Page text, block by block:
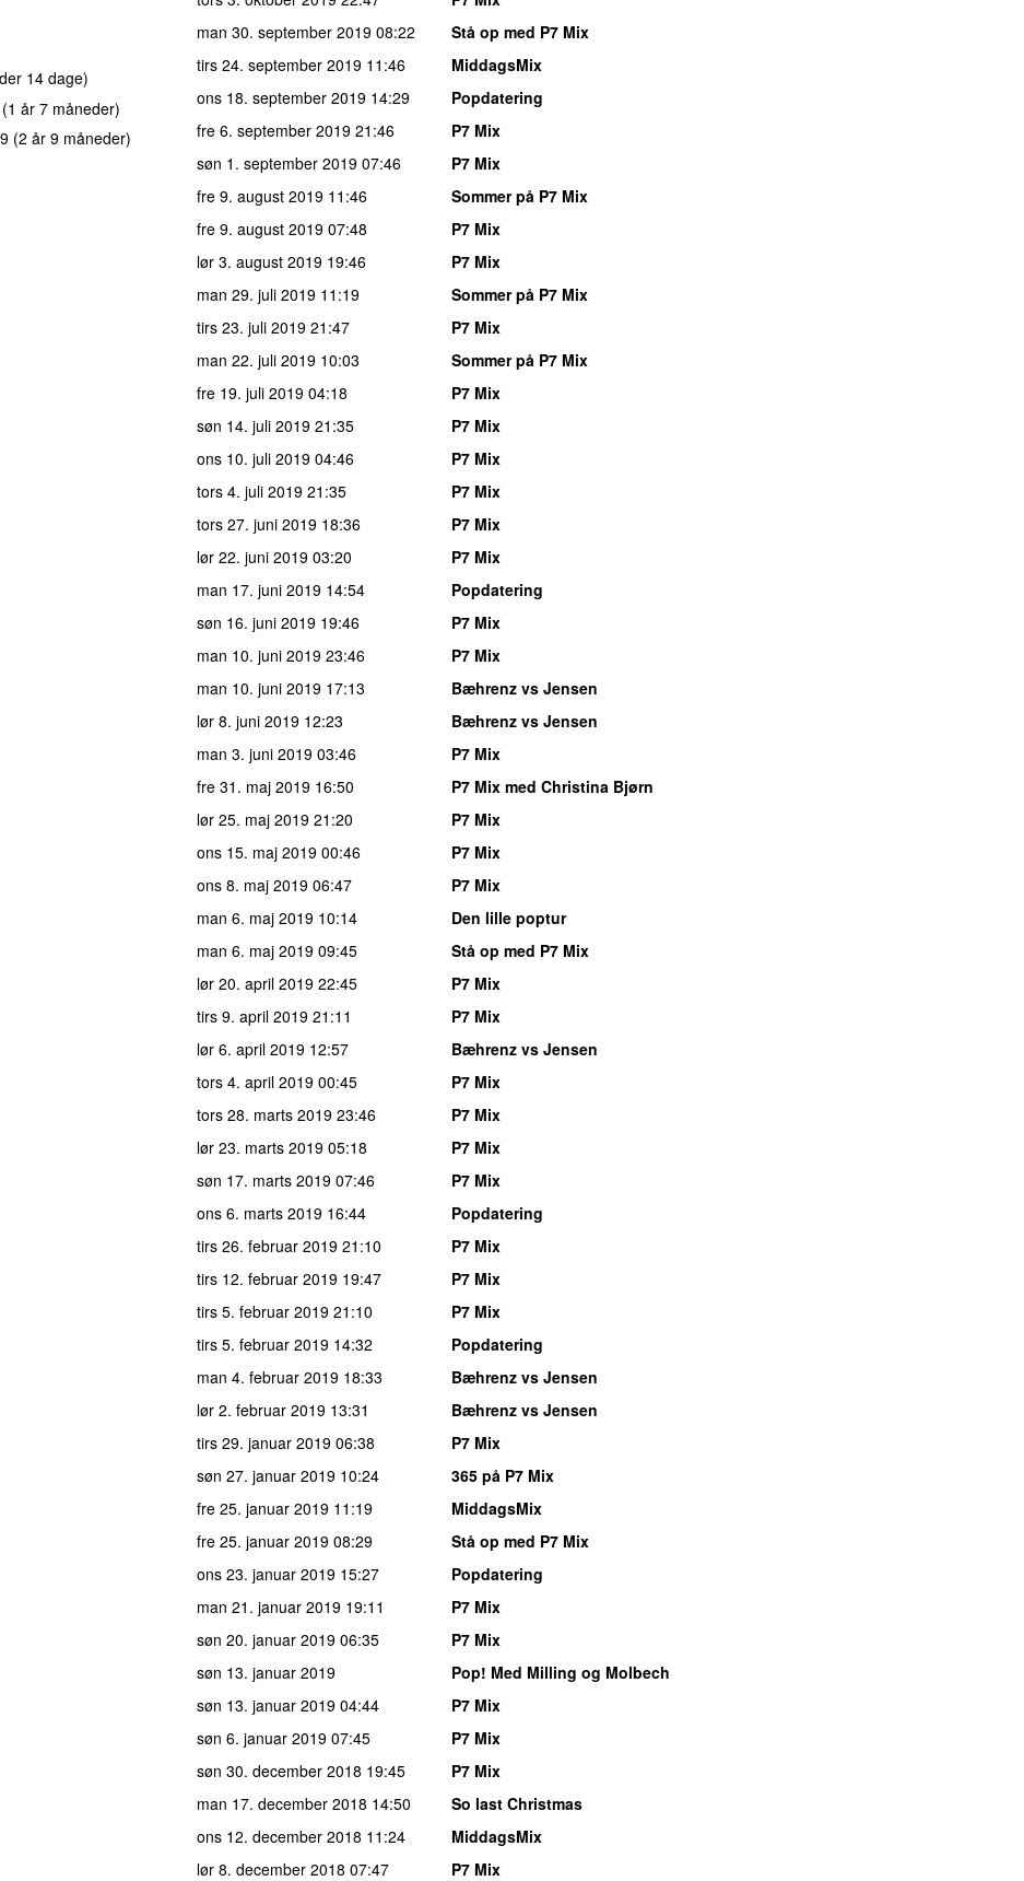
14 dage)
(1 år 7 måneder)
(2 år 9 måneder)
man 30. september 2019 08:22
Stå op med P7 Mix
tirs 24. september 2019 11:46
MiddagsMix
ons 18. september 2019 14:29
Popdatering
fre 6. september 2019 21:46
P7 Mix
søn 1. september 2019 07:46
P7 Mix
fre 9. august 2019 11:46
Sommer på P7 Mix
fre 9. august 2019 07:48
P7 Mix
lør 3. august 2019 19:46
P7 Mix
man 29. juli 2019 11:19
Sommer på P7 Mix
tirs 23. juli 2019 21:47
P7 Mix
man 22. juli 2019 10:03
Sommer på P7 Mix
fre 19. juli 2019 04:18
P7 Mix
søn 14. juli 2019 21:35
P7 Mix
ons 10. juli 2019 04:46
P7 Mix
tors 4. juli 2019 21:35
P7 Mix
tors 27. juni 2019 18:36
P7 Mix
lør 22. juni 2019 03:20
P7 Mix
man 17. juni 2019 14:54
Popdatering
søn 16. juni 2019 19:46
P7 Mix
man 10. juni 2019 23:46
P7 Mix
man 10. juni 2019 17:13
Bæhrenz vs Jensen
lør 8. juni 2019 12:23
Bæhrenz vs Jensen
man 3. juni 2019 03:46
P7 Mix
fre 31. maj 2019 16:50
P7 Mix med Christina Bjørn
lør 25. maj 2019 21:20
P7 Mix
ons 15. maj 2019 00:46
P7 Mix
ons 8. maj 2019 06:47
P7 Mix
man 6. maj 2019 10:14
Den lille poptur
man 6. maj 2019 09:45
Stå op med P7 Mix
lør 20. april 2019 22:45
P7 Mix
tirs 9. april 2019 21:11
P7 Mix
lør 6. april 2019 12:57
Bæhrenz vs Jensen
tors 4. april 2019 00:45
P7 Mix
tors 28. marts 2019 23:46
P7 Mix
lør 23. marts 2019 05:18
P7 Mix
søn 17. marts 2019 07:46
P7 Mix
ons 6. marts 2019 16:44
Popdatering
tirs 26. februar 2019 21:10
P7 Mix
tirs 12. februar 2019 19:47
P7 Mix
tirs 5. februar 2019 21:10
P7 Mix
tirs 5. februar 2019 14:32
Popdatering
man 4. februar 2019 18:33
Bæhrenz vs Jensen
lør 2. februar 2019 13:31
Bæhrenz vs Jensen
tirs 29. januar 2019 06:38
P7 Mix
søn 27. januar 2019 10:24
365 på P7 Mix
fre 25. januar 2019 11:19
MiddagsMix
fre 25. januar 2019 08:29
Stå op med P7 Mix
ons 23. januar 2019 15:27
Popdatering
man 21. januar 2019 19:11
P7 Mix
søn 20. januar 2019 06:35
P7 Mix
søn 13. januar 2019
Pop! Med Milling og Molbech
søn 13. januar 2019 04:44
P7 Mix
søn 6. januar 2019 07:45
P7 Mix
søn 30. december 2018 19:45
P7 Mix
man 17. december 2018 14:50
So last Christmas
ons 12. december 2018 11:24
MiddagsMix
lør 8. december 2018 07:47
P7 Mix